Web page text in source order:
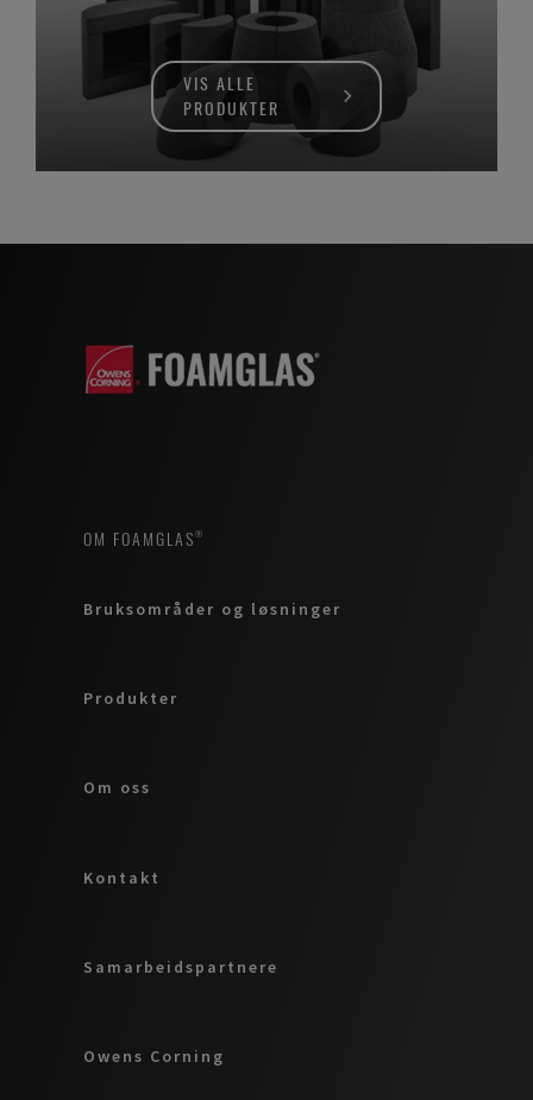
VIS ALLE
PRODUKTER
OM FOAMGLAS®
Bruksområder og løsninger
Produkter
Om oss
Kontakt
Samarbeidspartnere
Owens Corning